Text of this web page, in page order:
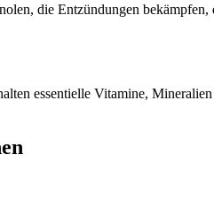
die Entzündungen
essentielle Vitamine,